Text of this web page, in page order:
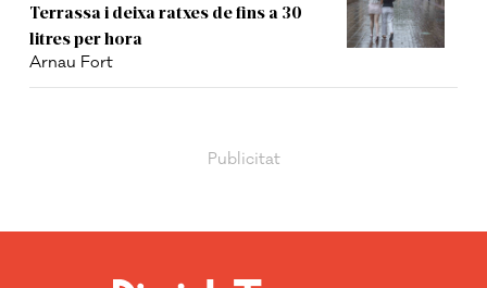
Terrassa i deixa ratxes de fins a 30
litres per hora
Arnau Fort